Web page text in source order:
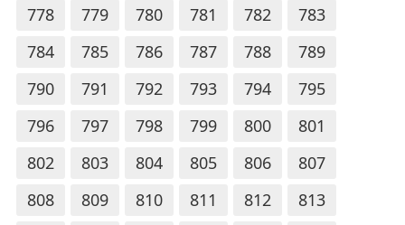
778
779 780 781 782
783
784
785 786 787 788
789
790
791 792 793 794
795
796
797 798 799 800
801
802
803 804 805 806
807
808
809 810 811 812
813